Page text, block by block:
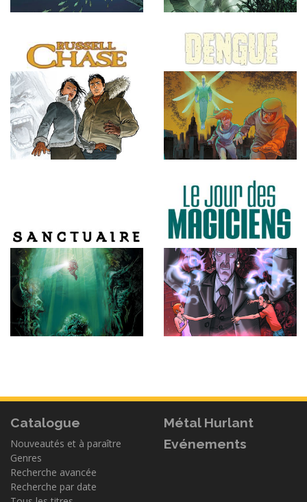
Catalogue
Nouveautés et à paraître
Genres
Recherche avancée
Recherche par date
Métal Hurlant
Evénements